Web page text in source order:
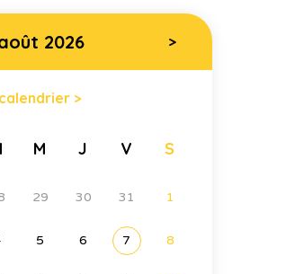
2026 >
>
M J V S
29 30 31 1
5 6 7 8